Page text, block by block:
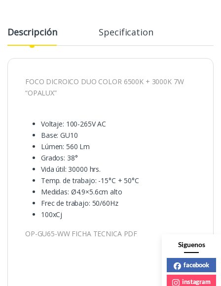
Descripción Specification
FOCO DICROICO DUO COLOR 6500K + 3000K 7W
“OPALUX”
Voltaje: 100-265V AC
Base: GU10
Lúmen: 560 Lm
Grados: 38°
Vida útil: 30000 hrs.
Temp. de trabajo: -15°C + 50°C
Medidas: Ø4.9×5.6cm alto
Frec de trabajo: 50/60Hz
100xCj
OP-GU65-WW FICHA TECNICA PDF
Siguenos
facebook
instagram